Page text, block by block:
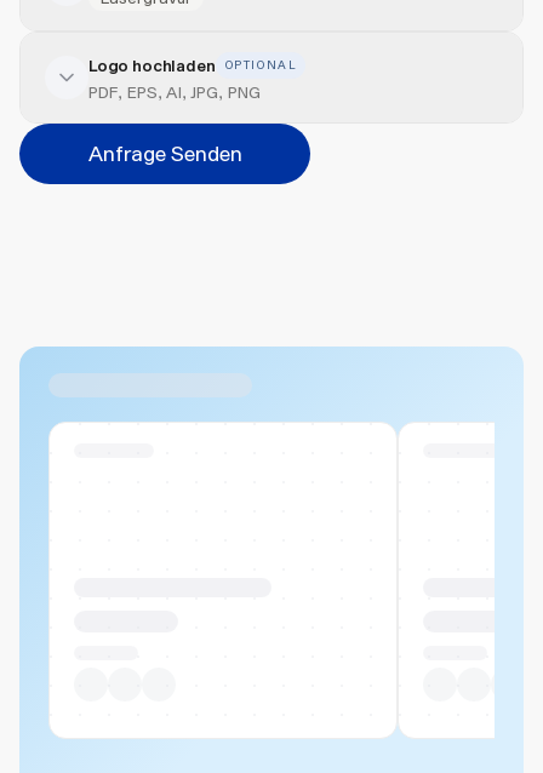
Veredelung hinzufügen
Position
Bitte wählen...
Logo hochladen OPTIONAL
PDF, EPS, AI, JPG, PNG
Anfrage Senden
Ähnliche Produkte